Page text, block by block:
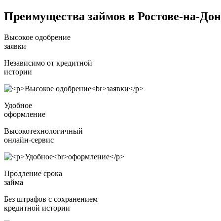
Преимущества займов в Ростове-на-
Высокое одобрение
заявки
Независимо от кредитной
истории
Удобное
оформление
Высокотехнологичный
онлайн-сервис
Продление срока
займа
Без штрафов с сохранением
кредитной истории